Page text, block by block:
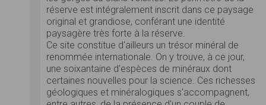
réserve est intégralement inscrit dans ce paysage
original et grandiose, conférant une identité
paysagère très forte à la réserve.
Ce site constitue d'ailleurs un trésor minéral de
renommée internationale. On y trouve, à ce jour,
une soixantaine d'espèces de minéraux dont
certaines nouvelles pour la science. Ces richesses
géologiques et minéralogiques s'accompagnent,